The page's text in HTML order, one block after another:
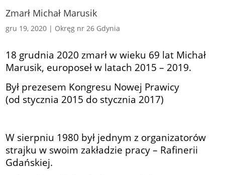
Zmarł Michał Marusik
gru 19, 2020 | Okręg nr 26 Gdynia
18 grudnia 2020 zmarł w wieku 69 lat Michał
Marusik, europoseł w latach 2015 – 2019.
Był prezesem Kongresu Nowej Prawicy
(od stycznia 2015 do stycznia 2017)
W sierpniu 1980 był jednym z organizatorów
strajku w swoim zakładzie pracy – Rafinerii
Gdańskiej.